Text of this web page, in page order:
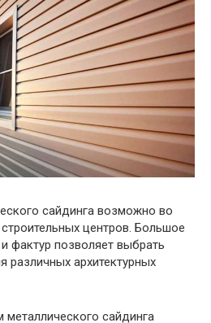
сайдинга возможно во
центров. Большое
фактур позволяет выбрать
различных архитектурных
сайдинга